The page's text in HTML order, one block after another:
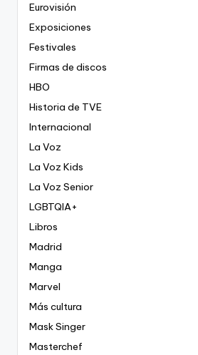
Eurovisión
Exposiciones
Festivales
Firmas de discos
HBO
Historia de TVE
Internacional
La Voz
La Voz Kids
La Voz Senior
LGBTQIA+
Libros
Madrid
Manga
Marvel
Más cultura
Mask Singer
Masterchef